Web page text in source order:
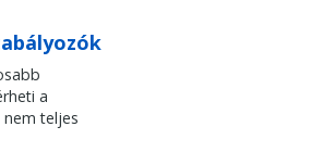
a
teljes